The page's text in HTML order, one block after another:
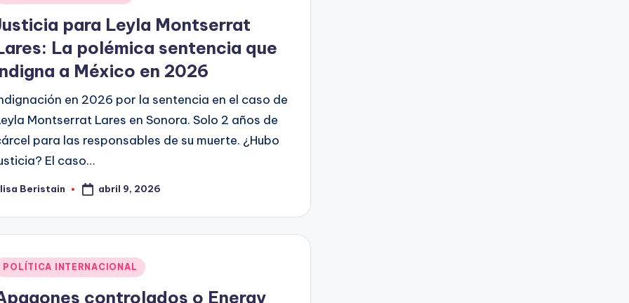
para Leyla Montserrat
La polémica sentencia que
a México en 2026
en 2026 por la sentencia en el caso de
Montserrat Lares en Sonora. Solo 2 años de
para las responsables de su muerte. ¿Hubo
El caso…
Beristain abril 9, 2026
POLÍTICA INTERNACIONAL
controlados o Energy